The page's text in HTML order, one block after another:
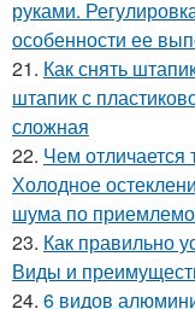
руками.
особенности ее
21. Как снять
штапик с
сложная
22. Чем отличается
Холодное
шума по
23. Как правильно
Виды и
24. 6 видов